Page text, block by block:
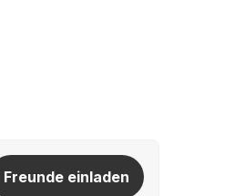
Freunde einladen